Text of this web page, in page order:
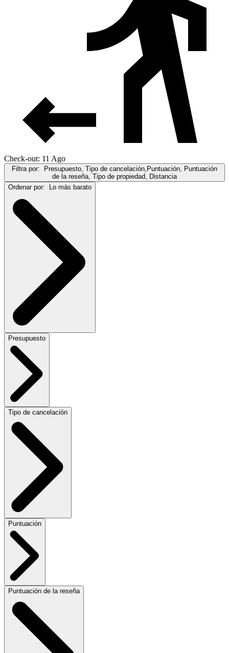
Check-out: 11 Ago
Filtra por:
Presupuesto, Tipo de cancelación,Puntuación, Puntuación
de la reseña, Tipo de propiedad, Distancia
Ordenar por:
Lo más barato
Presupuesto
Tipo de cancelación
Puntuación
Puntuación de la reseña